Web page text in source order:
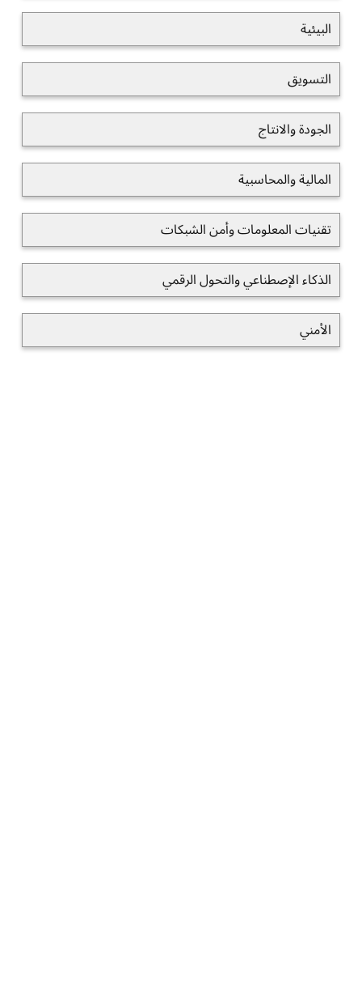
البيئية
التسويق
الجودة والانتاج
المالية والمحاسبية
تقنيات المعلومات وأمن الشبكات
الذكاء الإصطناعي والتحول الرقمي
الأمني